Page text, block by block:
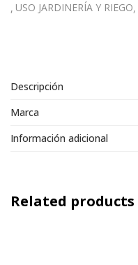
USO JARDINERÍA Y RIEGO
Descripción
Marca
Información adicional
Related products